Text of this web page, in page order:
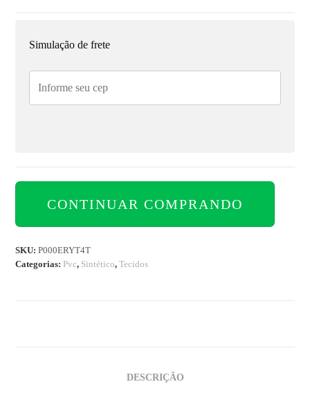
Simulação de frete
CONTINUAR COMPRANDO
SKU:P000ERYT4T
Categorias: Pvc, Sintético,Tecidos
DESCRIÇÃO